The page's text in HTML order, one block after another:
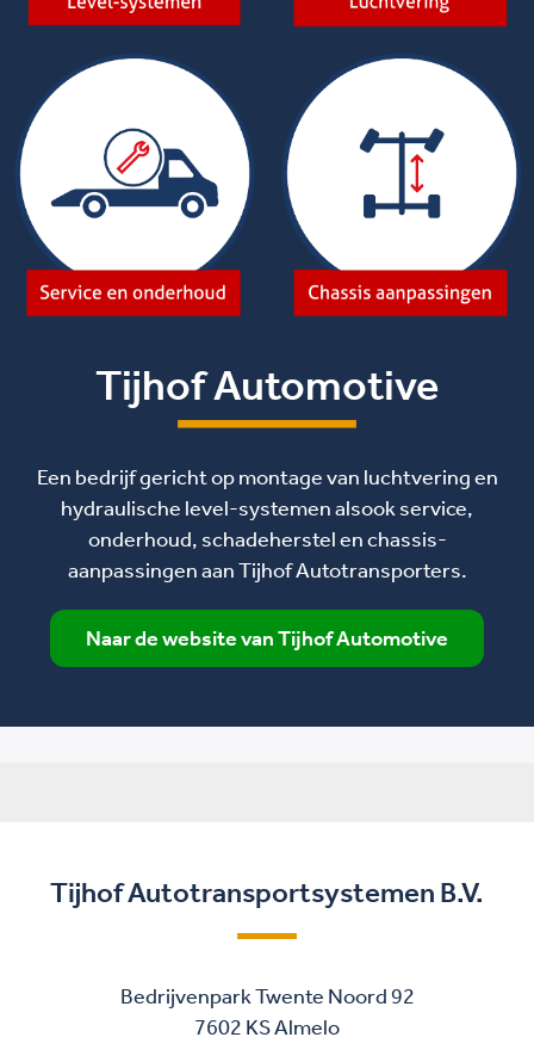
Tijhof Automotive
Een bedrijf gericht op montage van luchtvering en
hydraulische level-systemen alsook service,
onderhoud, schadeherstel en chassis-
aanpassingen aan Tijhof Autotransporters.
Naar de website van Tijhof Automotive
Tijhof Autotransportsystemen B.V.
Bedrijvenpark Twente Noord 92
7602 KS Almelo